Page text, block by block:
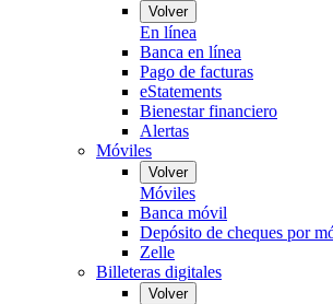
Volver
En línea
Banca en línea
Pago de facturas
eStatements
Bienestar financiero
Alertas
Móviles
Volver
Móviles
Banca móvil
Depósito de cheques por
Zelle
Billeteras digitales
Volver